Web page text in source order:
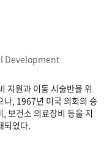
Development
지원과 이동 시술반을 위
나, 1967년 미국 의회의 승
보건소 의료장비 등을 지
었다.